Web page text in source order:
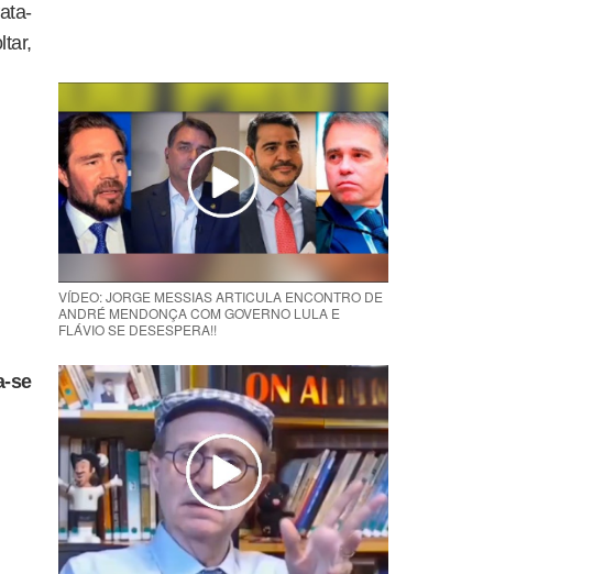
se
VÍDEO: JORGE MESSIAS ARTICULA ENCONTRO DE
ANDRÉ MENDONÇA COM GOVERNO LULA E
FLÁVIO SE DESESPERA!!